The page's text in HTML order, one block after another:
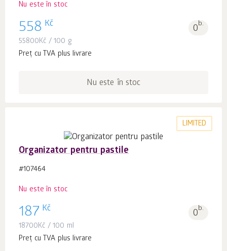
Nu este în stoc
558 Kč 0b.
55800Kč / 100 g
Preț cu TVA plus livrare
Nu este în stoc
LIMITED
Organizator pentru pastile
#107464
Nu este în stoc
187 Kč 0b.
18700Kč / 100 ml
Preț cu TVA plus livrare